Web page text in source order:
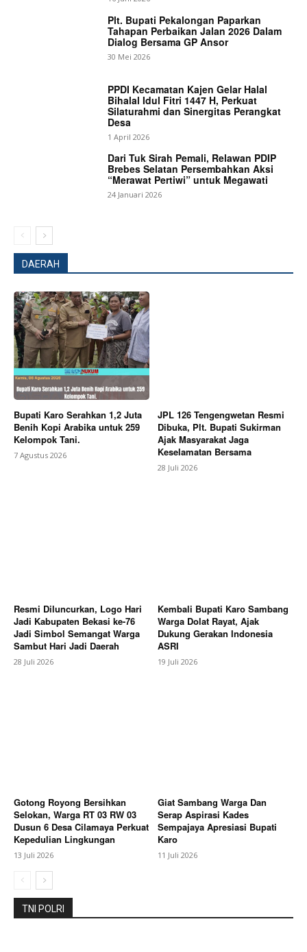
News Week
Company
About
Contact us
Subscription Plans
My account
Plt. Bupati Pekalongan Paparkan
Tahapan Perbaikan Jalan 2026 Dalam
Dialog Bersama GP Ansor
30 Mei 2026
PPDI Kecamatan Kajen Gelar Halal
Bihalal Idul Fitri 1447 H, Perkuat
Silaturahmi dan Sinergitas Perangkat
Desa
1 April 2026
Dari Tuk Sirah Pemali, Relawan PDIP
Brebes Selatan Persembahkan Aksi
“Merawat Pertiwi” untuk Megawati
24 Januari 2026
DAERAH
Bupati Karo Serahkan 1,2 Juta
Benih Kopi Arabika untuk 259
Kelompok Tani.
7 Agustus 2026
JPL 126 Tengengwetan Resmi
Dibuka, Plt. Bupati Sukirman
Ajak Masyarakat Jaga
Keselamatan Bersama
28 Juli 2026
Resmi Diluncurkan, Logo Hari
Jadi Kabupaten Bekasi ke-76
Jadi Simbol Semangat Warga
Sambut Hari Jadi Daerah
28 Juli 2026
Kembali Bupati Karo Sambang
Warga Dolat Rayat, Ajak
Dukung Gerakan Indonesia
ASRI
19 Juli 2026
Gotong Royong Bersihkan
Selokan, Warga RT 03 RW 03
Dusun 6 Desa Cilamaya Perkuat
Kepedulian Lingkungan
13 Juli 2026
Giat Sambang Warga Dan
Serap Aspirasi Kades
Sempajaya Apresiasi Bupati
Karo
11 Juli 2026
TNI POLRI